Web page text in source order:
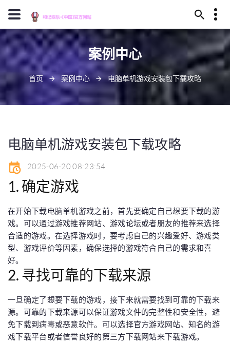
13659630023
安庆市卫煮丛林324号
J909@baidu.ag
案例中心
首页 案例中心 电脑单机游戏安装包下载攻略
电脑单机游戏安装包下载攻略
2025-06-20 08:23:54
1. 确定游戏
在开始下载电脑单机游戏之前，首先要确定自己想要下载的游
戏。可以通过游戏推荐网站、游戏论坛或者朋友的推荐来选择
合适的游戏。在选择游戏时，要考虑自己的兴趣爱好、游戏类
型、游戏评价等因素，确保选择的游戏符合自己的需求和喜
好。
2. 寻找可靠的下载来源
一旦确定了想要下载的游戏，接下来就需要找到可靠的下载来
源。可靠的下载来源可以保证游戏文件的完整性和安全性，避
免下载到病毒或恶意软件。可以选择官方游戏网站、知名的游
戏下载平台或者信誉良好的第三方下载网站来下载游戏。